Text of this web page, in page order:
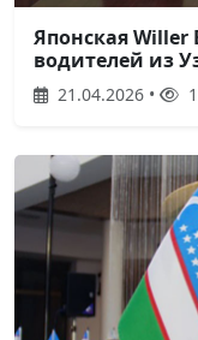
Японская Willer
водителей из
21.04.2026 •